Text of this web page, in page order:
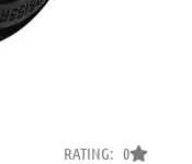
RATING: 0